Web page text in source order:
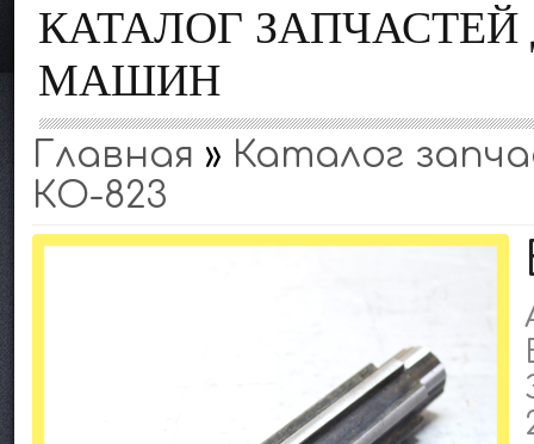
КАТАЛОГ
МАШИН
Главная » Каталог
КО-823